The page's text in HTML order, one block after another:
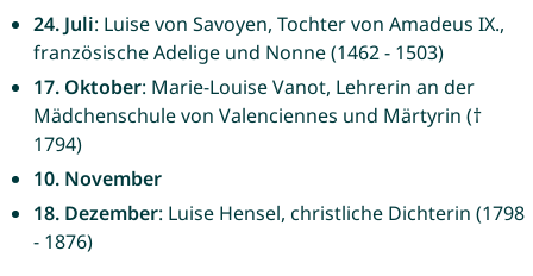
24. Juli: Luise von Savoyen, Tochter von Amadeus IX.,
französische Adelige und Nonne (1462 - 1503)
17. Oktober: Marie-Louise Vanot, Lehrerin an der
Mädchenschule von Valenciennes und Märtyrin (†
1794)
10. November
18. Dezember: Luise Hensel, christliche Dichterin (1798
- 1876)